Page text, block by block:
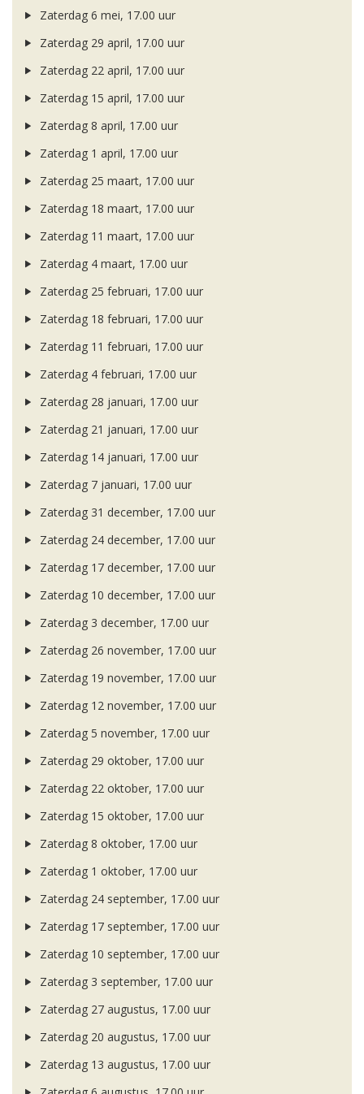
Zaterdag 6 mei, 17.00 uur
Zaterdag 29 april, 17.00 uur
Zaterdag 22 april, 17.00 uur
Zaterdag 15 april, 17.00 uur
Zaterdag 8 april, 17.00 uur
Zaterdag 1 april, 17.00 uur
Zaterdag 25 maart, 17.00 uur
Zaterdag 18 maart, 17.00 uur
Zaterdag 11 maart, 17.00 uur
Zaterdag 4 maart, 17.00 uur
Zaterdag 25 februari, 17.00 uur
Zaterdag 18 februari, 17.00 uur
Zaterdag 11 februari, 17.00 uur
Zaterdag 4 februari, 17.00 uur
Zaterdag 28 januari, 17.00 uur
Zaterdag 21 januari, 17.00 uur
Zaterdag 14 januari, 17.00 uur
Zaterdag 7 januari, 17.00 uur
Zaterdag 31 december, 17.00 uur
Zaterdag 24 december, 17.00 uur
Zaterdag 17 december, 17.00 uur
Zaterdag 10 december, 17.00 uur
Zaterdag 3 december, 17.00 uur
Zaterdag 26 november, 17.00 uur
Zaterdag 19 november, 17.00 uur
Zaterdag 12 november, 17.00 uur
Zaterdag 5 november, 17.00 uur
Zaterdag 29 oktober, 17.00 uur
Zaterdag 22 oktober, 17.00 uur
Zaterdag 15 oktober, 17.00 uur
Zaterdag 8 oktober, 17.00 uur
Zaterdag 1 oktober, 17.00 uur
Zaterdag 24 september, 17.00 uur
Zaterdag 17 september, 17.00 uur
Zaterdag 10 september, 17.00 uur
Zaterdag 3 september, 17.00 uur
Zaterdag 27 augustus, 17.00 uur
Zaterdag 20 augustus, 17.00 uur
Zaterdag 13 augustus, 17.00 uur